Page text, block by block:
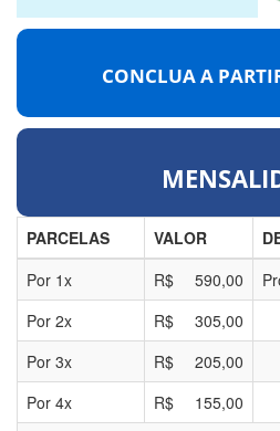
CONCLUA A
PARCELAS VALOR
Por 1x R$ 590,00
Por 2x R$
305,00
Por 3x R$
205,00
Por 4x R$
155,00